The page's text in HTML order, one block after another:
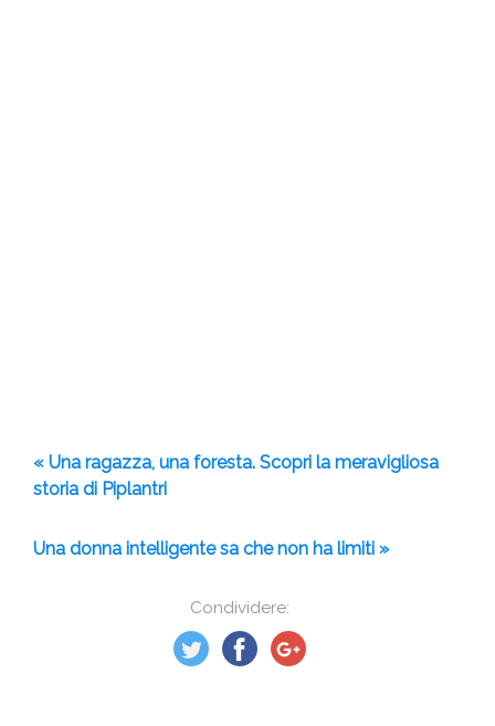
Condividere:
« Una ragazza, una foresta. Scopri la meravigliosa
storia di Piplantri
Una donna intelligente sa che non ha limiti »